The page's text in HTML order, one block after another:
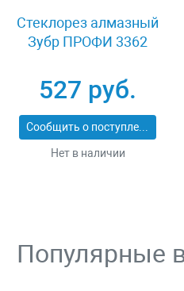
Стеклорез алмазный
Зубр ПРОФИ 3362
527 руб.
Сообщить о поступлении
Нет в наличии
Популярные